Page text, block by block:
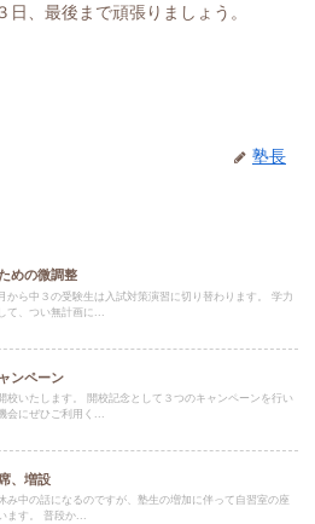
日、最後まで頑張りましょう。
塾長
めの微調整
から中３の受験生は入試対策演習に切り替わります。 学力
て、つい無計画に...
ンペーン
校いたします。 開校記念として３つのキャンペーンを行い
会にぜひご利用く...
、増設
み中の話になるのですが、塾生の増加に伴って自習室の座
ます。 普段か...